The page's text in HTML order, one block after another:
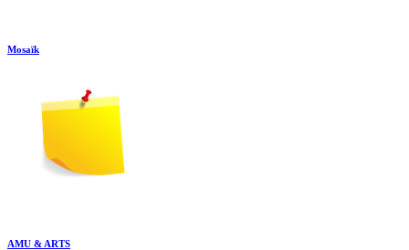
Mosaïk
AMU & ARTS